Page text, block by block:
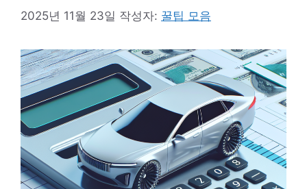
2025년 11월 23일 작성자: 꿀팁 모음